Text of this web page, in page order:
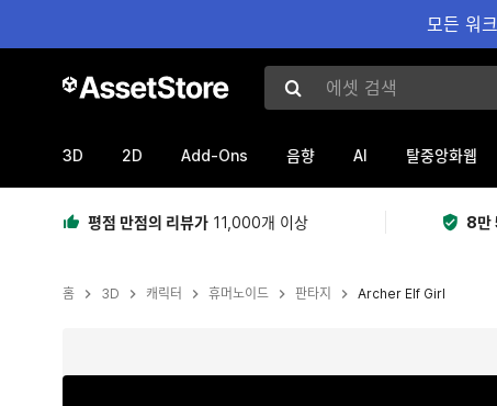
모든 워
에셋 검색
3D 2D Add-Ons 음향 AI 탈중앙화웹
평점 만점의 리뷰가 11,000개 이상 8만
홈 3D 캐릭터 휴머노이드 판타지 Archer Elf Girl